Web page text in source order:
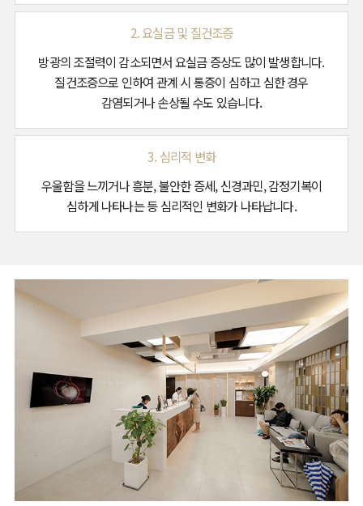
2. 요실금 및 질건조증
방광의 조절력이 감소되면서 요실금 증상도 많이 발생합니다.
질건조증으로 인하여 관계 시 통증이 심하고 심한 경우
감염되거나 손상될 수도 있습니다.
3. 심리적 변화
우울함을 느끼거나 흥분, 불안한 증세, 신경과민, 감정기복이
심하게 나타나는 등 심리적인 변화가 나타납니다.